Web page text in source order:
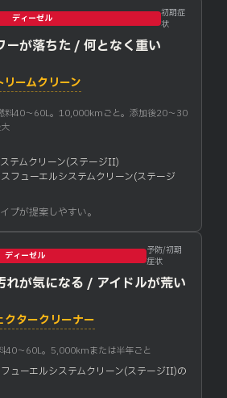
ディーゼル
初期症
状
ーが落ちた / 何となく重い
ームクリーン
料40〜60L。10,000kmごと。添加後20〜30
テムクリーン(ステージII)
フューエルシステムクリーン(ステージ
プが提案しやすい。
ディーゼル
予防/初期
症状
れが気になる / アイドルが荒い
タークリーナー
40〜60L。5,000kmまたは半年ごと
ューエルシステムクリーン(ステージII)の